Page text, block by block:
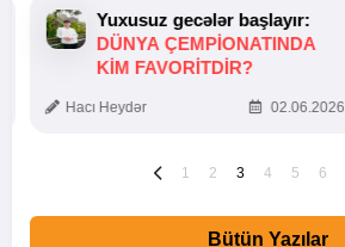
Yuxusuz gecələr başlayır:
DÜNYA ÇEMPIONATINDA
KIM FAVORITDIR?
Hacı Heydər 02.06.2026
1 2 3 4 5 6
Bütün Yazılar